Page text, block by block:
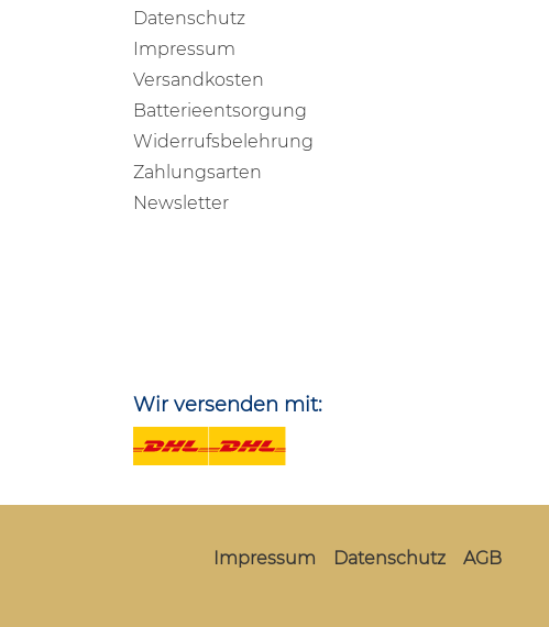
Datenschutz
Impressum
Versandkosten
Batterieentsorgung
Widerrufsbelehrung
Zahlungsarten
Newsletter
Wir versenden mit:
Impressum Datenschutz AGB